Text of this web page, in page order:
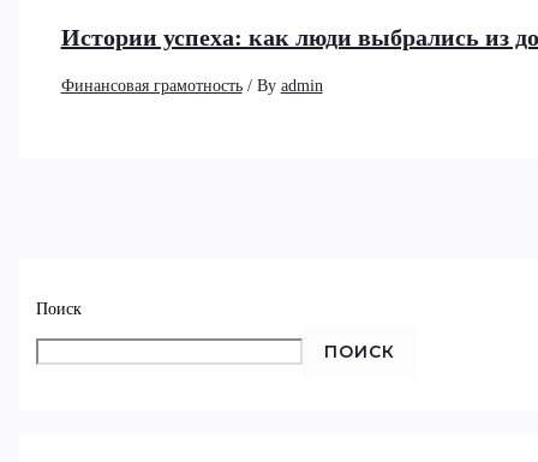
Поиск
ПОИСК
Истории успеха: как люди выбрались из
Финансовая грамотность/ By admin